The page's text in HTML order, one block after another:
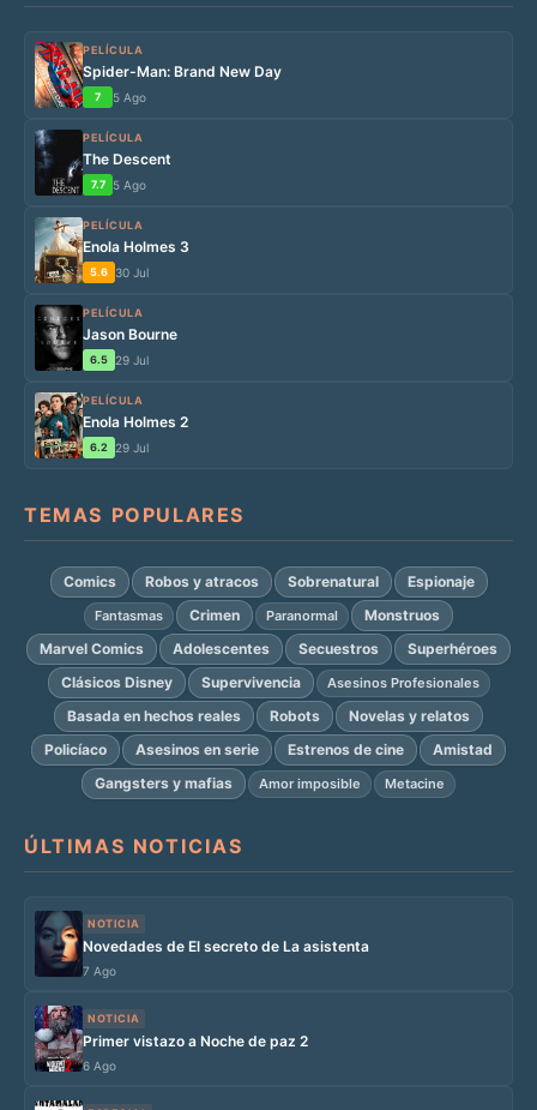
PELÍCULA
Spider-Man: Brand New Day
7 5 Ago
PELÍCULA
The Descent
7.7 5 Ago
PELÍCULA
Enola Holmes 3
5.6 30 Jul
PELÍCULA
Jason Bourne
6.5 29 Jul
PELÍCULA
Enola Holmes 2
6.2 29 Jul
TEMAS POPULARES
Comics Robos y atracos Sobrenatural Espionaje
Fantasmas Crimen Paranormal
Monstruos
Marvel Comics
Adolescentes Secuestros
Superhéroes
Clásicos Disney
Supervivencia Asesinos Profesionales
Basada en hechos reales Robots
Novelas y relatos
Policíaco
Asesinos en serie Estrenos de cine
Amistad
Gangsters y mafias
Amor imposible Metacine
ÚLTIMAS NOTICIAS
NOTICIA
Novedades de El secreto de La asistenta
7 Ago
NOTICIA
Primer vistazo a Noche de paz 2
6 Ago